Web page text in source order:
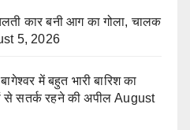
कार बनी आग का गोला, चालक
5, 2026
में बहुत भारी बारिश का
से सतर्क रहने की अपील August